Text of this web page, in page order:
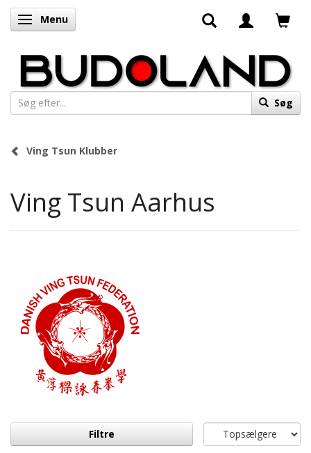
Skifte navigation
Menu
Søg
Ving Tsun Klubber
Ving Tsun Aarhus
Filtre